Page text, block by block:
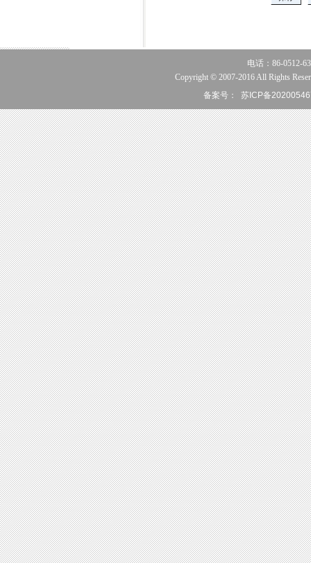
电话：86-0512-
Copyright © 2007-2016 All Rights
备案号：
苏ICP备